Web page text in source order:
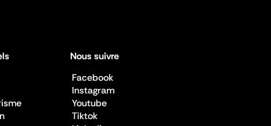
Nous suivre
Facebook
Instagram
Youtube
Tiktok